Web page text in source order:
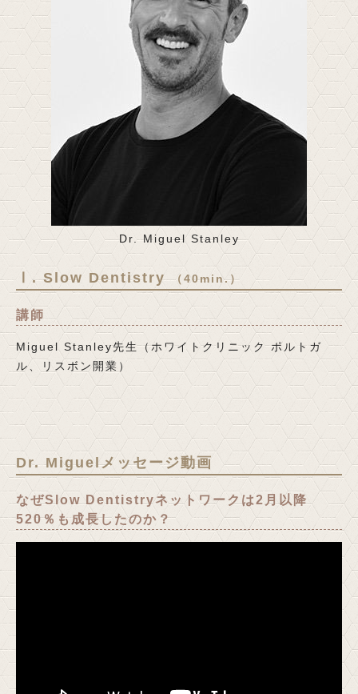
Dr. Miguel Stanley
Ⅰ. Slow Dentistry（40min.）
講師
Miguel Stanley先生（ホワイトクリニック ポルトガ
ル、リスボン開業）
Dr. Miguelメッセージ動画
なぜSlow Dentistryネットワークは2月以降
520％も成長したのか？